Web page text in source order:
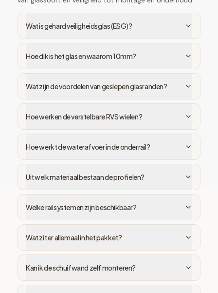
Wat is gehard veiligheidsglas (ESG)?
Hoe dik is het glas en waarom 10mm?
Wat zijn de voordelen van geslepen glasranden?
Hoe werken de verstelbare RVS wielen?
Hoe werkt de waterafvoer in de onderrail?
Uit welk materiaal bestaan de profielen?
Welke railsystemen zijn beschikbaar?
Wat zit er allemaal in het pakket?
Kan ik de schuifwand zelf monteren?